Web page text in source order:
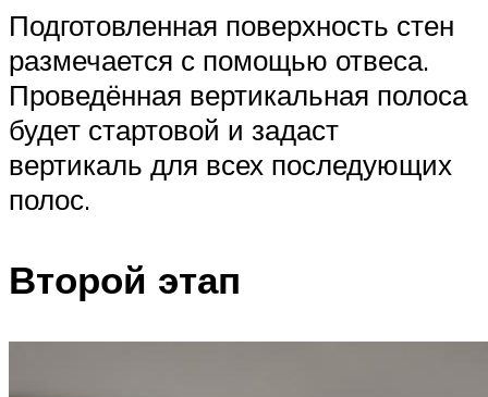
Подготовленная поверхность стен
размечается с помощью отвеса.
Проведённая вертикальная полоса
будет стартовой и задаст
вертикаль для всех последующих
полос.
Второй этап